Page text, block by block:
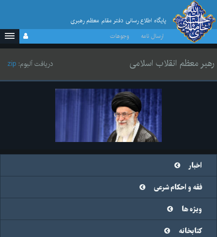
پایگاه اطلاع رسانی دفتر مقام معظم رهبری
ارسال نامه
وجوهات
رهبر معظم انقلاب اسلامی دریافت آلبوم: zip
اخبار
فقه و احکام شرعی
ویژه ها
کتابخانه